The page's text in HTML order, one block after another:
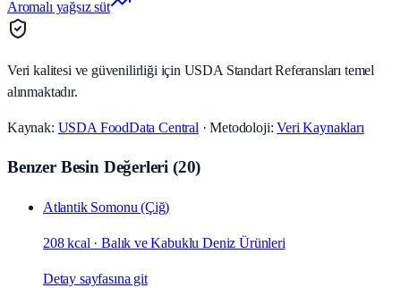
Aromalı yağsız süt
Veri kalitesi ve güvenilirliği için USDA Standart Referansları temel
alınmaktadır.
Kaynak: USDA FoodData Central · Metodoloji:Veri Kaynakları
Benzer Besin Değerleri (20)
Atlantik Somonu (Çiğ)
208 kcal ·Balık ve Kabuklu Deniz Ürünleri
Detay sayfasına git